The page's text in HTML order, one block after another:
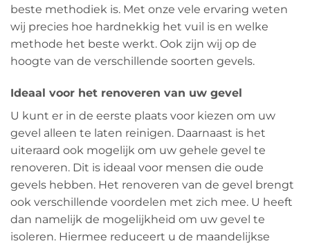
beste methodiek is. Met onze vele ervaring weten
wij precies hoe hardnekkig het vuil is en welke
methode het beste werkt. Ook zijn wij op de
hoogte van de verschillende soorten gevels.
Ideaal voor het renoveren van uw gevel
U kunt er in de eerste plaats voor kiezen om uw
gevel alleen te laten reinigen. Daarnaast is het
uiteraard ook mogelijk om uw gehele gevel te
renoveren. Dit is ideaal voor mensen die oude
gevels hebben. Het renoveren van de gevel brengt
ook verschillende voordelen met zich mee. U heeft
dan namelijk de mogelijkheid om uw gevel te
isoleren. Hiermee reduceert u de maandelijkse